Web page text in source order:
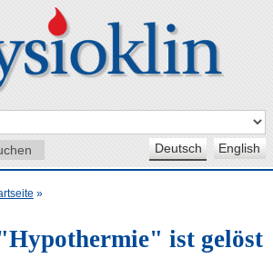
Deutsch English
»
ist gelöst